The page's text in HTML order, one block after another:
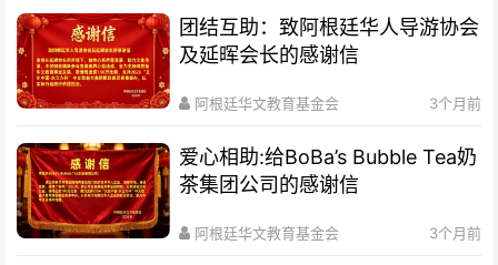
团结互助：致阿根廷华人导游协会
及延晖会长的感谢信
阿根廷华文教育基金会 3个月前
爱心相助:给BoBa’s Bubble Tea奶
茶集团公司的感谢信
阿根廷华文教育基金会 3个月前